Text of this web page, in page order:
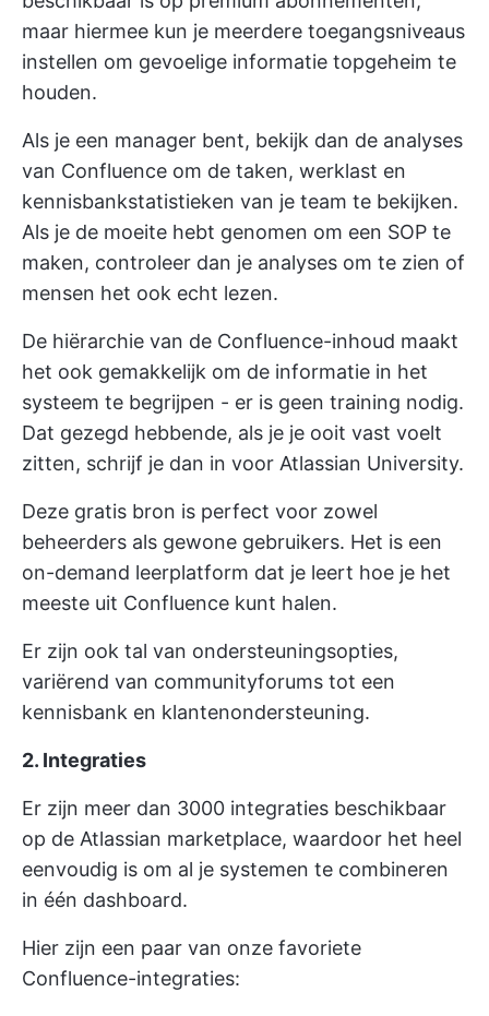
maar hiermee kun je meerdere toegangsniveaus
instellen om gevoelige informatie topgeheim te
houden.
Als je een manager bent, bekijk dan de analyses
van Confluence om de taken, werklast en
kennisbankstatistieken van je team te bekijken.
Als je de moeite hebt genomen om een SOP te
maken, controleer dan je analyses om te zien of
mensen het ook echt lezen.
De hiërarchie van de Confluence-inhoud maakt
het ook gemakkelijk om de informatie in het
systeem te begrijpen - er is geen training nodig.
Dat gezegd hebbende, als je je ooit vast voelt
zitten, schrijf je dan in voor Atlassian University.
Deze gratis bron is perfect voor zowel
beheerders als gewone gebruikers. Het is een
on-demand leerplatform dat je leert hoe je het
meeste uit Confluence kunt halen.
Er zijn ook tal van ondersteuningsopties,
variërend van communityforums tot een
kennisbank en klantenondersteuning.
2. Integraties
Er zijn meer dan 3000 integraties beschikbaar
op de Atlassian marketplace, waardoor het heel
eenvoudig is om al je systemen te combineren
in één dashboard.
Hier zijn een paar van onze favoriete
Confluence-integraties: